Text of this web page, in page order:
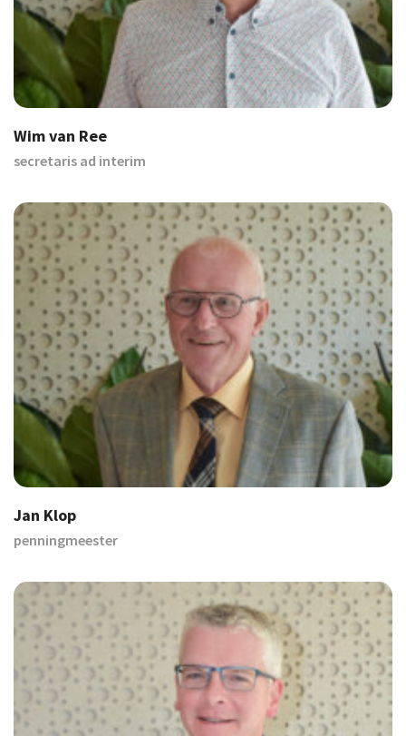
Wim van Ree
secretaris ad interim
Jan Klop
penningmeester